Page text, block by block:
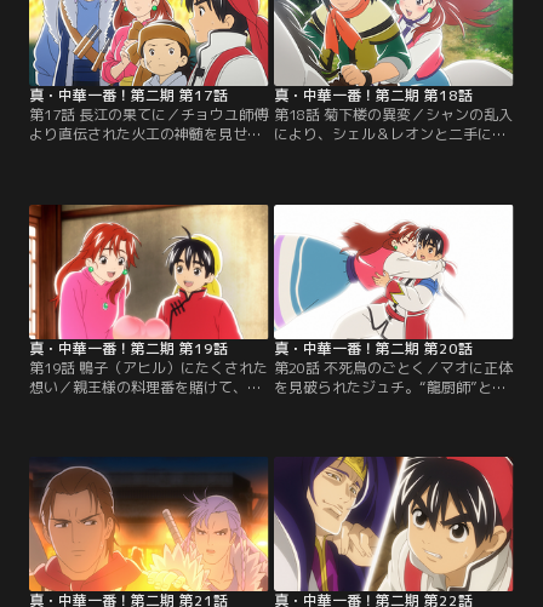
負の火ぶたが切って落とされる！
【提供：バンダイチャンネル】
真・中華一番！第二期 第17話
第17話 長江の果てに／チョウユ師傅
より直伝された火工の神髄を見せる
抗する。マオの二品とアルカンの一
品。審査員シェルの心の天秤が揺
れ、判定はどうなる！？一方、勝負
の裏にシャンが再び現れ…。【提
供：バンダイチャンネル】
真・中華一番！第二期 第18話
第18話 菊下楼の異変／シャンの乱入
により、シェル＆レオンと二手に分
「菊下楼」は何故か営業しており、
厨房で料理を振舞っていたのはジュ
チと名乗る少年だった。さらにジュ
チはメイリィに猛アタックする。マ
オの心は大きく揺れる…。【提供：
バンダイチャンネル】
真・中華一番！第二期 第19話
第19話 鴨子（アヒル）にたくされた
想い／親王様の料理番を賭けて、マ
郷・広州の“香り”に気持ちを託した
料理を出す。再び二人の心は一つに
なると思った瞬間、メイリィが突然
倒れた！ジュチに「料理人、失格
だ！」と言われて、窮地に追い込ま
れるマオ。【提供：バンダイチャン
ネル】
真・中華一番！第二期 第20話
第20話 不死鳥のごとく／マオに正体
を見破られたジュチ。“龍厨師”とし
滅の味”を呈する。一方、ジュチは
大鉄板の上にいつものように料
理“パフォーマンス”を極める。果た
して勝負の行方は？またジュチの秘
密とは一体！？【提供：バンダイチ
ャンネル】
真・中華一番！第二期 第21話
真・中華一番！第二期 第22話